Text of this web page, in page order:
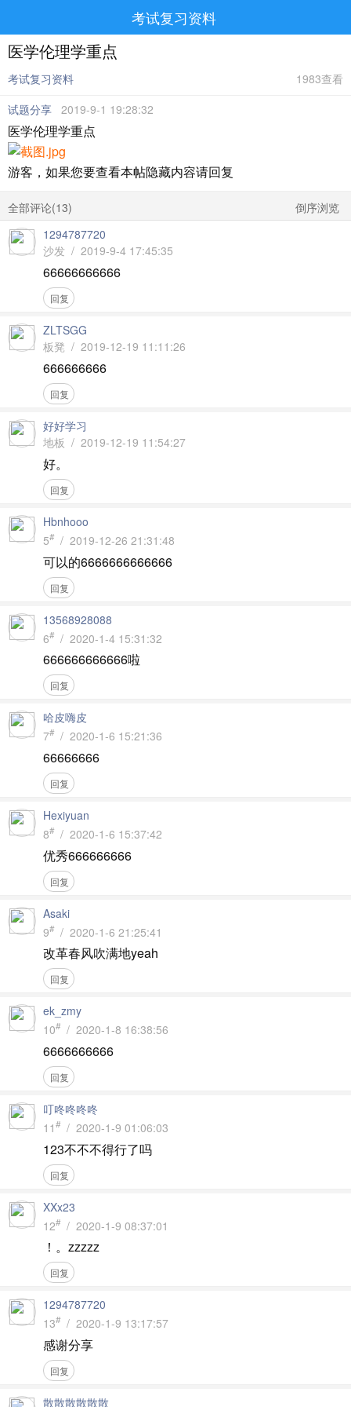
考试复习资料
医学伦理学重点
考试复习资料
1983查看
试题分享 2019-9-1 19:28:32
医学伦理学重点
游客，如果您要查看本帖隐藏内容请回复
全部评论(13)
倒序浏览
1294787720
沙发 / 2019-9-4 17:45:35
66666666666
回复
ZLTSGG
板凳 / 2019-12-19 11:11:26
666666666
回复
好好学习
地板 / 2019-12-19 11:54:27
好。
回复
Hbnhooo
5# / 2019-12-26 21:31:48
可以的6666666666666
回复
13568928088
6# / 2020-1-4 15:31:32
666666666666啦
回复
哈皮嗨皮
7# / 2020-1-6 15:21:36
66666666
回复
Hexiyuan
8# / 2020-1-6 15:37:42
优秀666666666
回复
Asaki
9# / 2020-1-6 21:25:41
改革春风吹满地yeah
回复
ek_zmy
10# / 2020-1-8 16:38:56
6666666666
回复
叮咚咚咚咚
11# / 2020-1-9 01:06:03
123不不不得行了吗
回复
XXx23
12# / 2020-1-9 08:37:01
！。zzzzz
回复
1294787720
13# / 2020-1-9 13:17:57
感谢分享
回复
散散散散散散